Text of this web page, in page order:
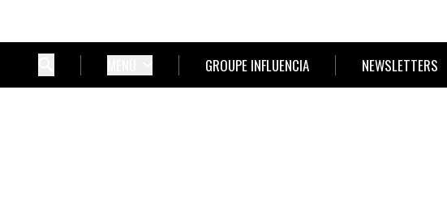
GROUPE INFLUENCIA NEWSLETTERS